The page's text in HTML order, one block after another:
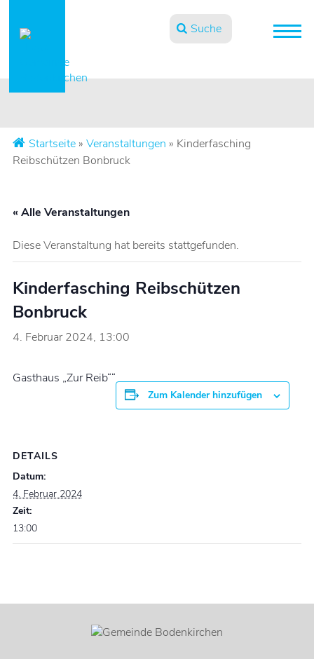
Suche
Startseite» Veranstaltungen » Kinderfasching
Reibschützen Bonbruck
« Alle Veranstaltungen
Diese Veranstaltung hat bereits stattgefunden.
Kinderfasching Reibschützen
Bonbruck
4. Februar 2024, 13:00
Gasthaus „Zur Reib““
Zum Kalender hinzufügen
DETAILS
Datum:
4. Februar 2024
Zeit:
13:00